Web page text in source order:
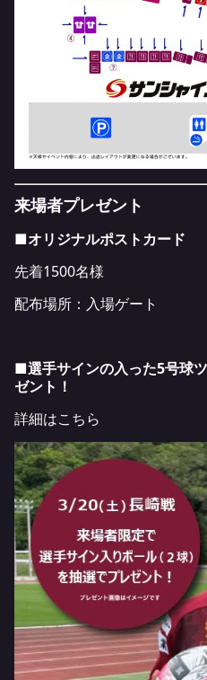
来場者プレゼント
■オリジナルポストカード
先着1500名様
配布場所：入場ゲート
■選手サインの入った5号球
ゼント！
詳細はこちら